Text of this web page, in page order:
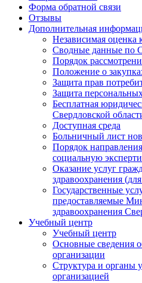
Форма обратной связи
Отзывы
Дополнительная
Независимая оценка
Сводные данные по
Порядок
Положение о
Защита прав
Защита
Бесплатная
Свердловской
Доступная среда
Больничный лист
Порядок
социальную
Оказание услуг
здравоохранения
Государственные
предоставляемые
здравоохранения
Учебный центр
Учебный центр
Основные сведения
организации
Структура и органы
организацией